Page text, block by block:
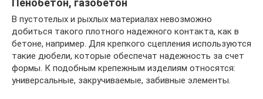
В пустотелых и рыхлых материалах невозможно
добиться такого плотного надежного контакта, как в
бетоне, например. Для крепкого сцепления используются
такие дюбели, которые обеспечат надежность за счет
формы. К подобным крепежным изделиям относятся:
универсальные, закручиваемые, забивные элементы.